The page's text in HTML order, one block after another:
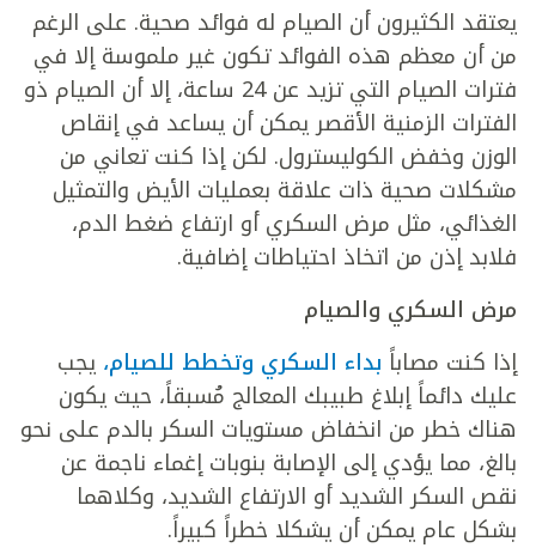
يعتقد الكثيرون أن الصيام له فوائد صحية. على الرغم
من أن معظم هذه الفوائد تكون غير ملموسة إلا في
فترات الصيام التي تزيد عن 24 ساعة، إلا أن الصيام ذو
الفترات الزمنية الأقصر يمكن أن يساعد في إنقاص
الوزن وخفض الكوليسترول. لكن إذا كنت تعاني من
مشكلات صحية ذات علاقة بعمليات الأيض والتمثيل
الغذائي، مثل مرض السكري أو ارتفاع ضغط الدم،
فلابد إذن من اتخاذ احتياطات إضافية.
مرض السكري والصيام
إذا كنت مصاباً بداء السكري وتخطط للصيام، يجب
عليك دائماً إبلاغ طبيبك المعالج مُسبقاً، حيث يكون
هناك خطر من انخفاض مستويات السكر بالدم على نحو
بالغ، مما يؤدي إلى الإصابة بنوبات إغماء ناجمة عن
نقص السكر الشديد أو الارتفاع الشديد، وكلاهما
بشكل عام يمكن أن يشكلا خطراً كبيراً.